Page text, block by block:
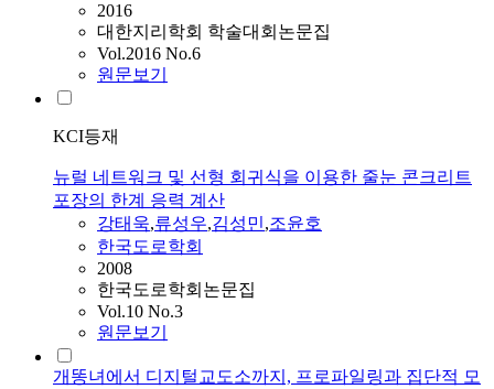
2016
대한지리학회 학술대회논문집
Vol.2016 No.6
원문보기
KCI등재
뉴럴 네트워크 및 선형 회귀식을 이용한 줄눈 콘크리트
포장의 한계 응력 계산
강태욱,류성우,김성민,조윤호
한국도로학회
2008
한국도로학회논문집
Vol.10 No.3
원문보기
개똥녀에서 디지털교도소까지, 프로파일링과 집단적 모